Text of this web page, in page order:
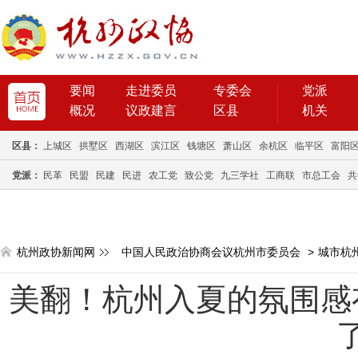
要闻 走进委员
专委会
概况
议政建言 区县
党派
机关
区县： 上城区 拱墅区 西湖区 滨江区 钱塘区 萧山区 余杭区 临平区 富阳
党派： 民革 民盟 民建 民进 农工党 致公党 九三学社 工商联 市总工会
杭州政协新闻网 中国人民政治协商会议杭州市委员会 > 城市杭
美翻！杭州入夏的氛围